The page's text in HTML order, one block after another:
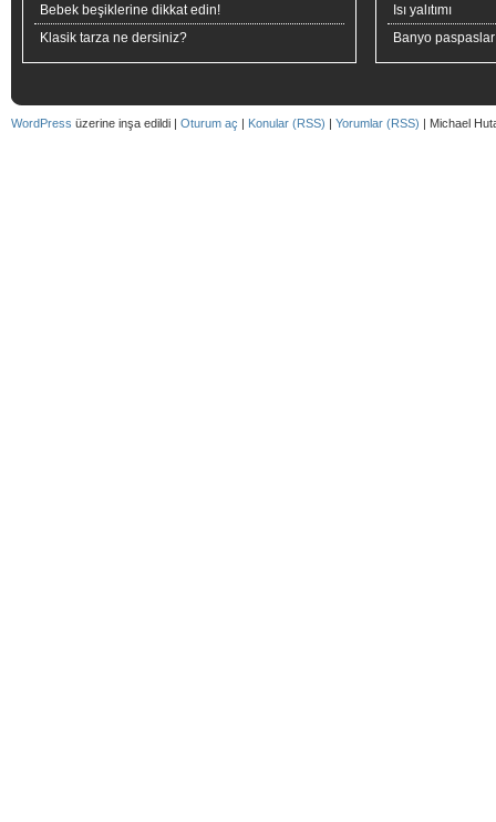
Bebek beşiklerine dikkat edin!
Klasik tarza ne dersiniz?
Isı yalıtımı
Banyo
WordPress üzerine inşa edildi | Oturum aç | Konular (RSS) | Yorumlar (RSS) | Michael